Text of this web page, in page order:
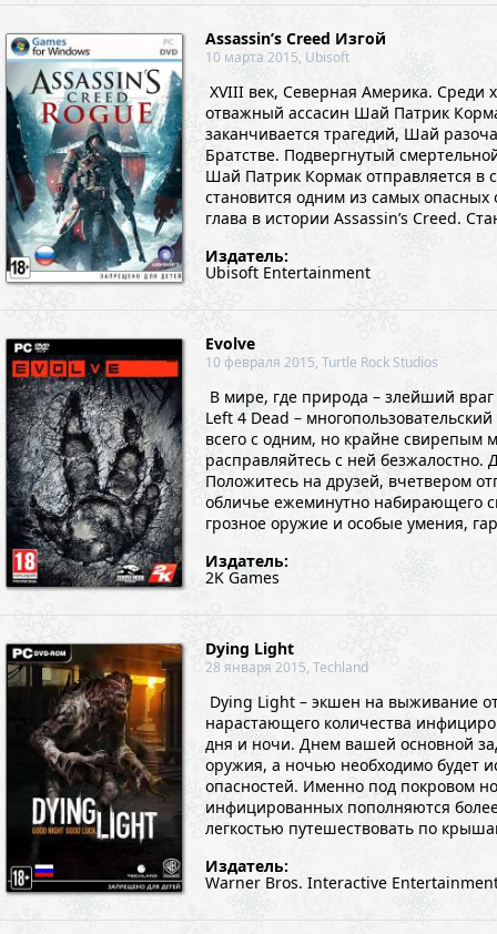
Assassin’s Creed Изгой
10 марта 2015, Ubisoft
XVIII век, Северная Америка. Среди
отважный ассасин Шай Патрик
заканчивается трагедий, Шай
Братстве. Подвергнутый
Шай Патрик Кормак отправляется в
становится одним из самых опасных
глава в истории Assassin’s Creed.
Издатель:
Ubisoft Entertainment
Evolve
10 февраля 2015, Turtle Rock Studios
В мире, где природа – злейший
Left 4 Dead –
всего с одним, но крайне свирепым
расправляйтесь с ней
Положитесь на друзей, вчетвером
обличье ежеминутно набирающего
грозное оружие и особые умения,
Издатель:
2K Games
Dying Light
28 января 2015, Techland
Dying Light – экшен на выживание
нарастающего количества
дня и ночи. Днем вашей основной
оружия, а ночью необходимо будет
опасностей. Именно под покровом
инфицированных пополняются
легкостью путешествовать по
Издатель:
Warner Bros. Interactive